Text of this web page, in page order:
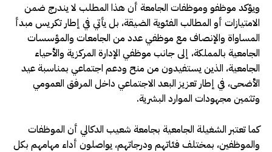
ويؤكد موظفو وموظفات الجامعة أن هذا المطلب لا يندرج ضمن
الامتيازات أو المطالب الفئوية الضيقة، بل يأتي في إطار تكريس مبدأ
المساواة والإنصاف مع موظفي عدد من الجامعات والمؤسسات
الجامعية بالمملكة، إلى جانب موظفي الإدارة المركزية والأحياء
الجامعية، الذين يستفيدون من منح ودعم اجتماعي بمناسبة عيد
الأضحى، في إطار تعزيز البعد الاجتماعي داخل المرفق العمومي
وتثمين مجهودات الموارد البشرية.
كما تعتبر الشغيلة الجامعية بجامعة شعيب الدكالي أن الموظفات
والموظفين، بمختلف فئاتهم ودرجاتهم، يواصلون أداء مهامهم بكل